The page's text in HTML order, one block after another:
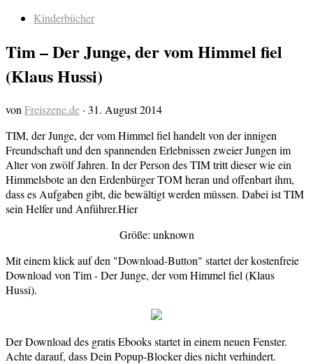
Kinderbücher
Tim – Der Junge, der vom Himmel fiel
(Klaus Hussi)
von Freiszene.de · 31. August 2014
TIM, der Junge, der vom Himmel fiel handelt von der innigen
Freundschaft und den spannenden Erlebnissen zweier Jungen im
Alter von zwölf Jahren. In der Person des TIM tritt dieser wie ein
Himmelsbote an den Erdenbürger TOM heran und offenbart ihm,
dass es Aufgaben gibt, die bewältigt werden müssen. Dabei ist TIM
sein Helfer und Anführer.Hier
Größe: unknown
Mit einem klick auf den "Download-Button" startet der kostenfreie
Download von Tim - Der Junge, der vom Himmel fiel (Klaus
Hussi).
Der Download des gratis Ebooks startet in einem neuen Fenster.
Achte darauf, dass Dein Popup-Blocker dies nicht verhindert.